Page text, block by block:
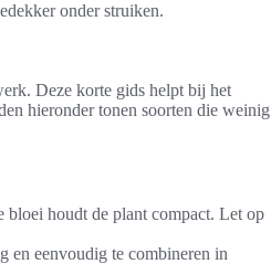
onder struiken.
Deze korte gids helpt bij het
hieronder tonen soorten die weinig
houdt de plant compact. Let op
en eenvoudig te combineren in